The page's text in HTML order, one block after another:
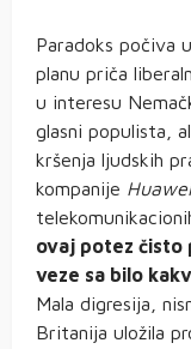
Paradoks počiva
planu priča
u interesu
glasni populista,
kršenja ljudskih
kompanije
ovaj potez čisto
veze sa bilo
Mala digresija,
Britanija uložila